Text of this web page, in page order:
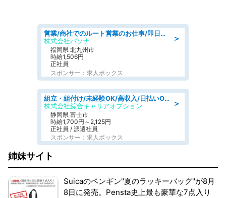
＞
営業/商社でのルート営業のお仕事/即日勤務可/車通勤可/営業
株式会社パソナ
福岡県 北九州市
時給1,506円
正社員
スポンサー：求人ボックス
＞
組立・組付け/未経験OK/高収入/日払いOK/交替制/20・30・40代活躍中
株式会社綜合キャリアオプション
静岡県 富士市
時給1,700円～2,125円
正社員 / 派遣社員
スポンサー：求人ボックス
姉妹サイト
Suicaのペンギン"夏のラッキーバッグ"が8月
8日に発売。Pensta史上最も豪華な7点入り